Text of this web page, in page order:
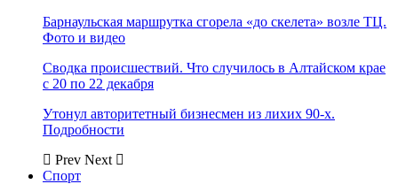
Барнаульская маршрутка сгорела «до скелета» возле ТЦ.
Фото и видео
Сводка происшествий. Что случилось в Алтайском крае
с 20 по 22 декабря
Утонул авторитетный бизнесмен из лихих 90-х.
Подробности
Prev Next
Спорт